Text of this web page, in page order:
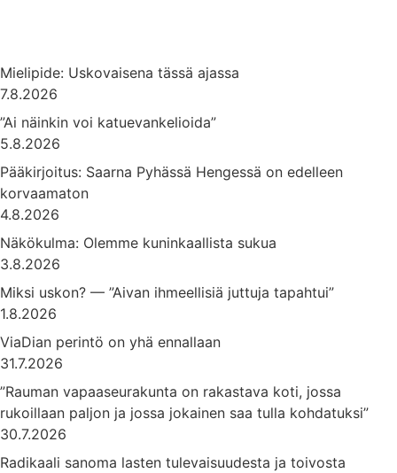
Mielipide: Uskovaisena tässä ajassa
7.8.2026
”Ai näinkin voi katuevankelioida”
5.8.2026
Pääkirjoitus: Saarna Pyhässä Hengessä on edelleen
korvaamaton
4.8.2026
Näkökulma: Olemme kuninkaallista sukua
3.8.2026
Miksi uskon? — ”Aivan ihmeellisiä juttuja tapahtui”
1.8.2026
ViaDian perintö on yhä ennallaan
31.7.2026
”Rauman vapaaseurakunta on rakastava koti, jossa
rukoillaan paljon ja jossa jokainen saa tulla kohdatuksi”
30.7.2026
Radikaali sanoma lasten tulevaisuudesta ja toivosta